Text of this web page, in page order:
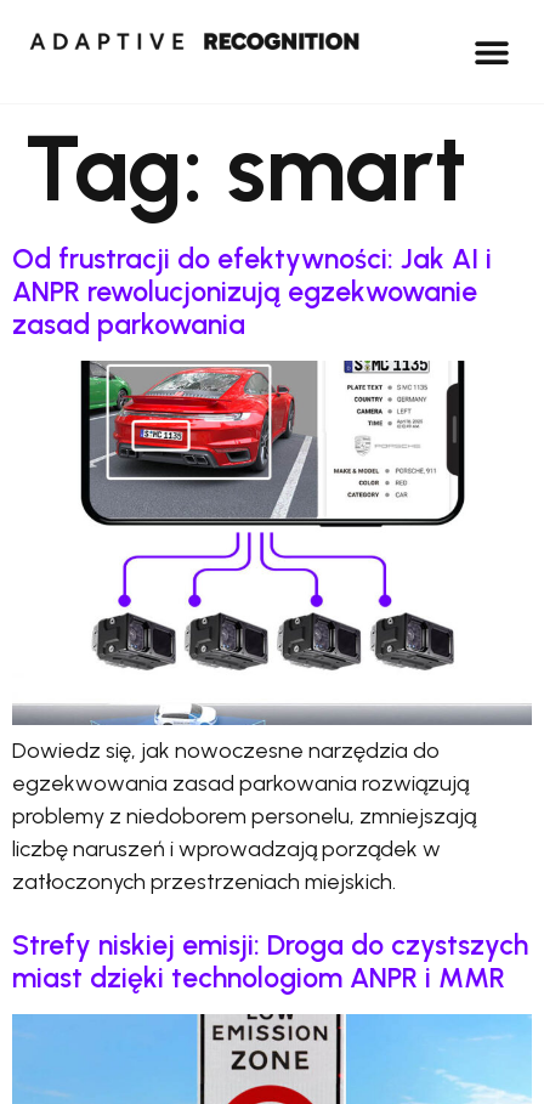
Tag: smart
Od frustracji do efektywności: Jak AI i
ANPR rewolucjonizują egzekwowanie
zasad parkowania
Dowiedz się, jak nowoczesne narzędzia do
egzekwowania zasad parkowania rozwiązują
problemy z niedoborem personelu, zmniejszają
liczbę naruszeń i wprowadzają porządek w
zatłoczonych przestrzeniach miejskich.
Strefy niskiej emisji: Droga do czystszych
miast dzięki technologiom ANPR i MMR